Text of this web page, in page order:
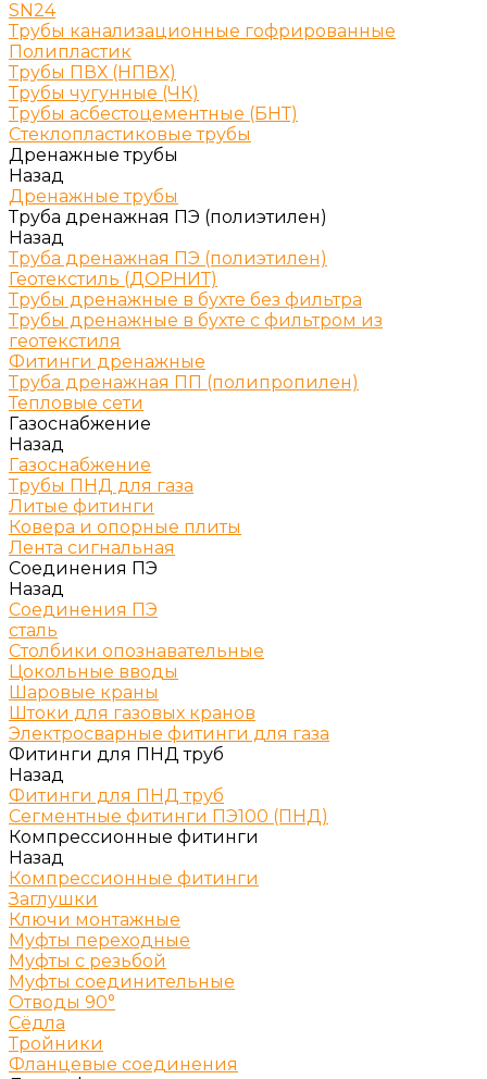
SN24
Трубы канализационные гофрированные
Полипластик
Трубы ПВХ (НПВХ)
Трубы чугунные (ЧК)
Трубы асбестоцементные (БНТ)
Стеклопластиковые трубы
Дренажные трубы
Назад
Дренажные трубы
Труба дренажная ПЭ (полиэтилен)
Назад
Труба дренажная ПЭ (полиэтилен)
Геотекстиль (ДОРНИТ)
Трубы дренажные в бухте без фильтра
Трубы дренажные в бухте с фильтром из
геотекстиля
Фитинги дренажные
Труба дренажная ПП (полипропилен)
Тепловые сети
Газоснабжение
Назад
Газоснабжение
Трубы ПНД для газа
Литые фитинги
Ковера и опорные плиты
Лента сигнальная
Соединения ПЭ
Назад
Соединения ПЭ
сталь
Столбики опознавательные
Цокольные вводы
Шаровые краны
Штоки для газовых кранов
Электросварные фитинги для газа
Фитинги для ПНД труб
Назад
Фитинги для ПНД труб
Сегментные фитинги ПЭ100 (ПНД)
Компрессионные фитинги
Назад
Компрессионные фитинги
Заглушки
Ключи монтажные
Муфты переходные
Муфты с резьбой
Муфты соединительные
Отводы 90°
Сёдла
Тройники
Фланцевые соединения